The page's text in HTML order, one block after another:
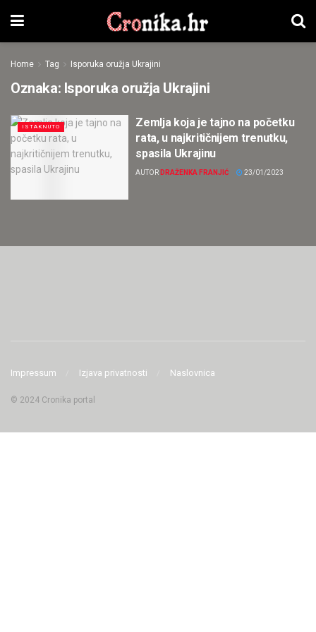
Home Tag Isporuka oružja Ukrajini
Oznaka: Isporuka oružja Ukrajini
ISTAKNUTO
Zemlja koja je tajno na početku
rata, u najkritičnijem trenutku,
spasila Ukrajinu
AUTOR DRAŽENKA FRANJIĆ 23/01/2023
Impressum Izjava privatnosti Naslovnica
© 2024 Cronika portal